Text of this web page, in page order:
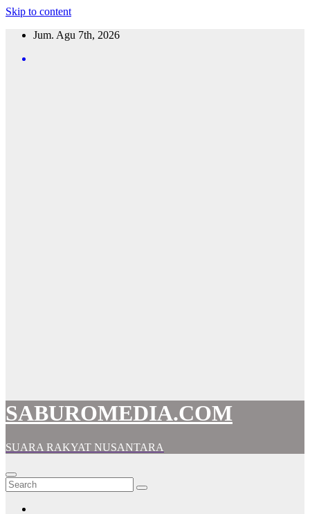
Skip to content
Jum. Agu 7th, 2026
SABUROMEDIA.COM
SUARA RAKYAT NUSANTARA